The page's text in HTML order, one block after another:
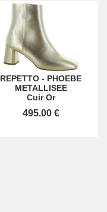
REPETTO - PHOEBE
METALLISEE
Cuir Or
495.00 €